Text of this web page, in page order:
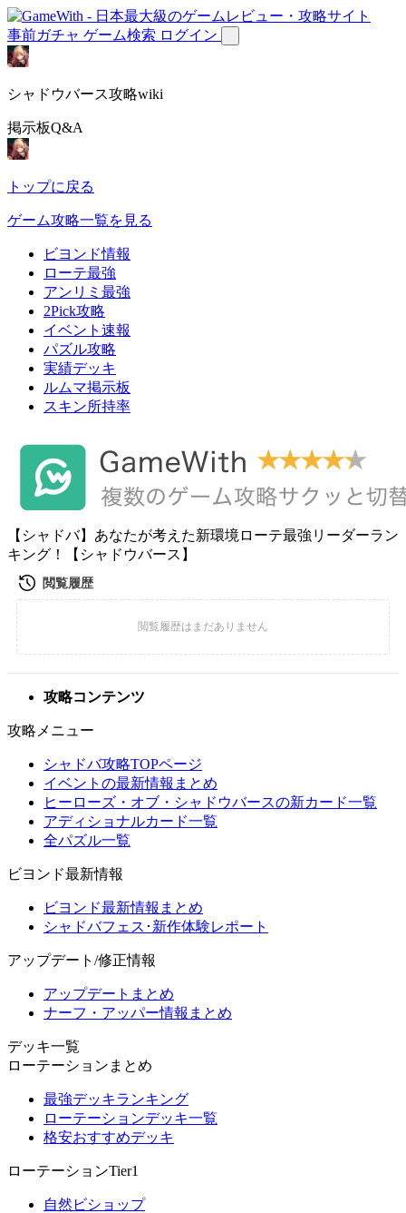
事前ガチャ ゲーム検索 ログイン
シャドウバース攻略wiki
掲示板Q&A
トップに戻る
ゲーム攻略一覧を見る
ビヨンド情報
ローテ最強
アンリミ最強
2Pick攻略
イベント速報
パズル攻略
実績デッキ
ルムマ掲示板
スキン所持率
【シャドバ】あなたが考えた新環境ローテ最強リーダーラン
キング！【シャドウバース】
攻略コンテンツ
攻略メニュー
シャドバ攻略TOPページ
イベントの最新情報まとめ
ヒーローズ・オブ・シャドウバースの新カード一覧
アディショナルカード一覧
全パズル一覧
ビヨンド最新情報
ビヨンド最新情報まとめ
シャドバフェス･新作体験レポート
アップデート/修正情報
アップデートまとめ
ナーフ・アッパー情報まとめ
デッキ一覧
ローテーションまとめ
最強デッキランキング
ローテーションデッキ一覧
格安おすすめデッキ
ローテーションTier1
自然ビショップ